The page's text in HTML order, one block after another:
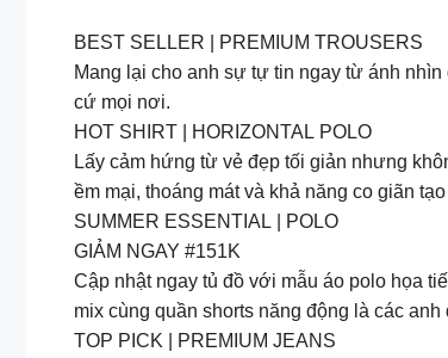
BEST SELLER | PREMIUM TROUSERS
Mang lại cho anh sự tự tin ngay từ ánh
cứ mọi nơi.
HOT SHIRT | HORIZONTAL POLO
Lấy cảm hứng từ vẻ đẹp tối giản nhưng
ềm mại, thoáng mát và khả năng co giãn
SUMMER ESSENTIAL | POLO
GIẢM NGAY #151K
Cập nhật ngay tủ đồ với mẫu áo polo họa
mix cùng quần shorts năng động là các
TOP PICK | PREMIUM JEANS